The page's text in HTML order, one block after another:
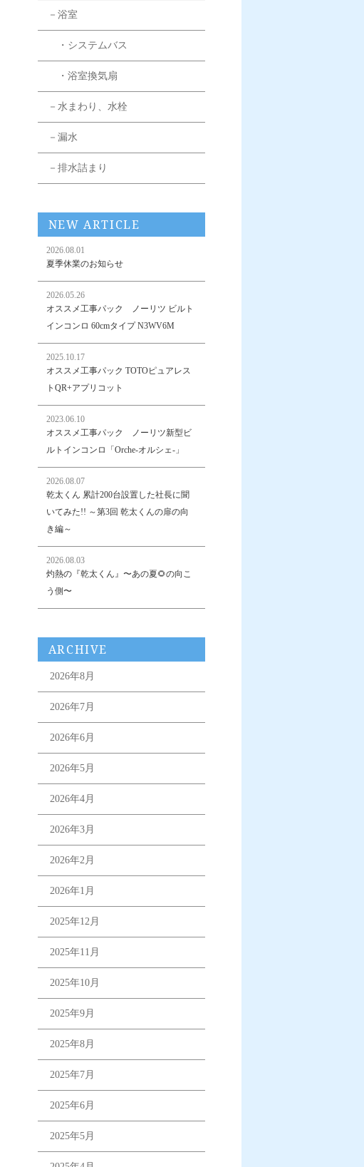
－浴室
・システムバス
・浴室換気扇
－水まわり、水栓
－漏水
－排水詰まり
NEW ARTICLE
2026.08.01
夏季休業のお知らせ
2026.05.26
オススメ工事パック ノーリツ ビルト
インコンロ 60cmタイプ N3WV6M
2025.10.17
オススメ工事パック TOTOピュアレス
トQR+アプリコット
2023.06.10
オススメ工事パック ノーリツ新型ビ
ルトインコンロ「Orche-オルシェ-」
2026.08.07
乾太くん 累計200台設置した社長に聞
いてみた!! ～第3回 乾太くんの扉の向
き編～
2026.08.03
灼熱の『乾太くん』〜あの夏🌻の向こ
う側〜
ARCHIVE
2026年8月
2026年7月
2026年6月
2026年5月
2026年4月
2026年3月
2026年2月
2026年1月
2025年12月
2025年11月
2025年10月
2025年9月
2025年8月
2025年7月
2025年6月
2025年5月